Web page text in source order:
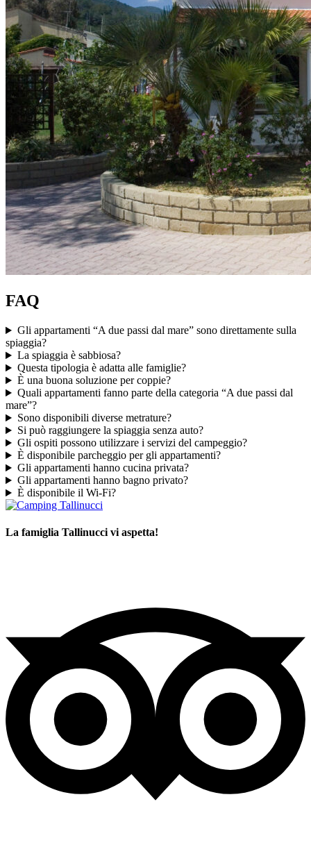
FAQ
Gli appartamenti “A due passi dal mare” sono direttamente sulla
spiaggia?
La spiaggia è sabbiosa?
Questa tipologia è adatta alle famiglie?
È una buona soluzione per coppie?
Quali appartamenti fanno parte della categoria “A due passi dal
mare”?
Sono disponibili diverse metrature?
Si può raggiungere la spiaggia senza auto?
Gli ospiti possono utilizzare i servizi del campeggio?
È disponibile parcheggio per gli appartamenti?
Gli appartamenti hanno cucina privata?
Gli appartamenti hanno bagno privato?
È disponibile il Wi-Fi?
La famiglia Tallinucci vi aspetta!